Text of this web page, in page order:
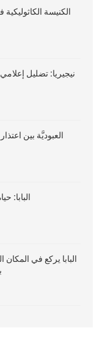
الكنيسة
نيجيريا: تضليل
العبوديَّة بين
البابا:
البابا يركع في المكان